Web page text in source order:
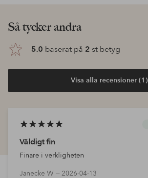
Så tycker andra
5.0 baserat på 2 st betyg
Visa alla recensioner (1)
Väldigt fin
Finare i verkligheten
Janecke W — 2026-04-13